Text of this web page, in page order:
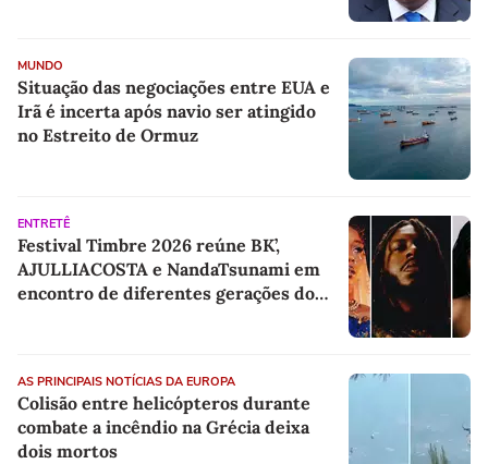
MUNDO
Situação das negociações entre EUA e
Irã é incerta após navio ser atingido
no Estreito de Ormuz
ENTRETÊ
Festival Timbre 2026 reúne BK’,
AJULLIACOSTA e NandaTsunami em
encontro de diferentes gerações do
AS PRINCIPAIS NOTÍCIAS DA EUROPA
Colisão entre helicópteros durante
combate a incêndio na Grécia deixa
dois mortos